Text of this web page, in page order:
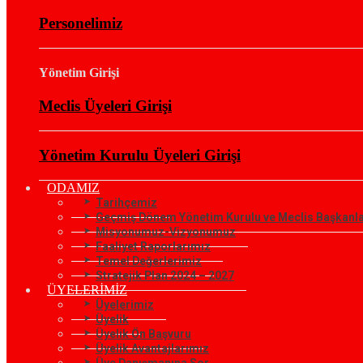
Personelimiz
Yönetim Girişi
Meclis Üyeleri Girişi
Yönetim Kurulu Üyeleri Girişi
ODAMIZ
Tarihçemiz
Geçmiş Dönem Yönetim Kurulu ve Meclis
Misyonumuz-Vizyonumuz
Faaliyet Raporlarımız
Temel Değerlerimiz
Stratejik Plan 2024 – 2027
ÜYELERİMİZ
Üyelerimiz
Üyelik
Üyelik Ön Başvuru
Üyelik Avantajlarımız